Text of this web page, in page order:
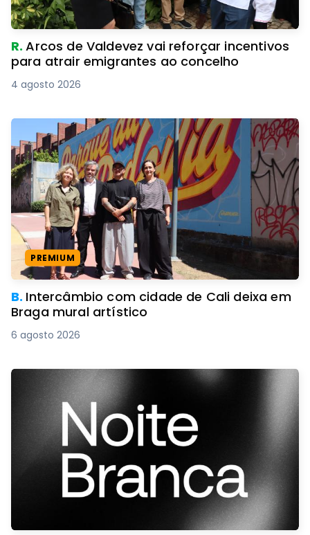
R.Arcos de Valdevez vai reforçar incentivos
para atrair emigrantes ao concelho
4 agosto 2026
PREMIUM
B. Intercâmbio com cidade de Cali deixa em
Braga mural artístico
6 agosto 2026